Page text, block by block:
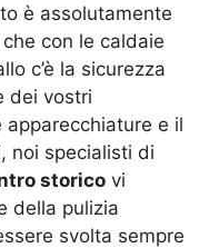
è assolutamente
con le caldaie
c’è la sicurezza
dei vostri
e il
noi specialisti di
storico vi
della pulizia
svolta sempre